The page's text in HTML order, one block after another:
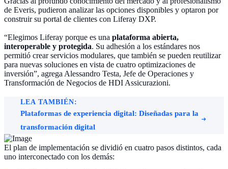
de Everis, pudieron analizar las opciones disponibles y optaron por
construir su portal de clientes con Liferay DXP.
“Elegimos Liferay porque es una plataforma abierta,
interoperable y protegida. Su adhesión a los estándares nos
permitió crear servicios modulares, que también se pueden reutilizar
para nuevas soluciones en vista de cuatro optimizaciones de
inversión”, agrega Alessandro Testa, Jefe de Operaciones y
Transformación de Negocios de HDI Assicurazioni.
LEA TAMBIÉN:
Plataformas de experiencia digital: Diseñadas para la
transformación digital
El plan de implementación se dividió en cuatro pasos distintos, cada
uno interconectado con los demás: